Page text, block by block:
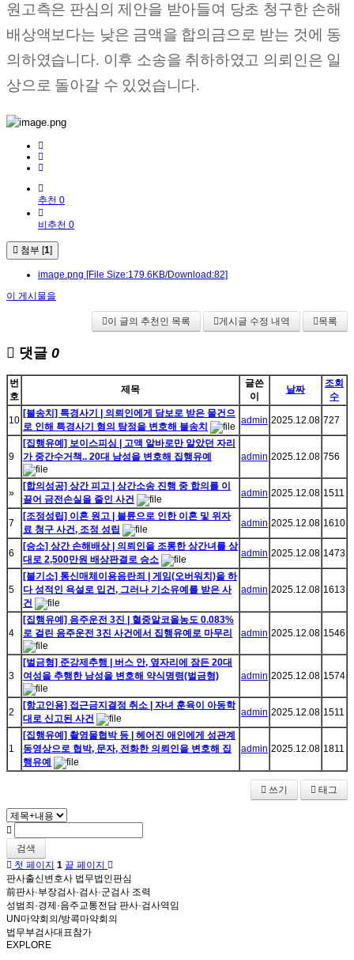
원고측은 판심의 제안을 받아들여 당초 청구한 손해
배상액보다는 낮은 금액을 합의금으로 받는 것에 동
의하였습니다. 이후 소송을 취하하였고 의뢰인은 일
상으로 돌아갈 수 있었습니다.
추천 0
비추천 0
첨부 [1]
image.png [File Size:179.6KB/Download:82]
이 게시물을
이 글의 추천인 목록 게시글 수정 내역 목록
댓글 0
번
호
제목
글쓴
이
날짜
조회
수
10
[불송치] 특경사기 | 의뢰인에게 담보로 받은 물건으
로 인해 특경사기 혐의 탐정을 변호해 불송치
admin 2025.12.08 727
9
[집행유예] 보이스피싱 | 고액 알바로만 알았던 자리
가 중간수거책.. 20대 남성을 변호해 집행유예
admin 2025.12.08 756
»
[합의성공] 상간 피고 | 상간소송 진행 중 합의를 이
끌어 금전손실을 줄인 사건
admin 2025.12.08 1511
7
[조정성립] 이혼 원고 | 불륜으로 인한 이혼 및 위자
료 청구 사건, 조정 성립
admin 2025.12.08 1610
6
[승소] 상간 손해배상 | 의뢰인을 조롱한 상간녀를 상
대로 2,500만원 배상판결로 승소
admin 2025.12.08 1473
5
[불기소] 통신매체이용음란죄 | 게임(오버워치)을 하
다 성적인 욕설로 입건, 그러나 기소유예를 받은 사
건
admin 2025.12.08 1613
4
[집행유예] 음주운전 3진 | 혈중알코올농도 0.083%
로 걸린 음주운전 3진 사건에서 집행유예로 마무리
admin 2025.12.08 1546
3
[벌금형] 준강제추행 | 버스 안, 옆자리에 잠든 20대
여성을 추행한 남성을 변호해 약식명령(벌금형)
admin 2025.12.08 1574
2
[항고인용] 접근금지결정 취소 | 자녀 훈육이 아동학
대로 신고된 사건
admin 2025.12.08 1511
1
[집행유예] 촬영물협박 등 | 헤어진 애인에게 성관계
동영상으로 협박, 문자, 전화한 의뢰인을 변호해 집
행유예
admin 2025.12.08 1811
쓰기 태그
검색
첫 페이지 1 끝 페이지
판사출신변호사 법무법인판심
前판사·부장검사·검사·군검사 조력
성범죄·경제·음주교통전담 판사·검사역임
UN마약회의/방콕마약회의
법무부검사대표참가
EXPLORE